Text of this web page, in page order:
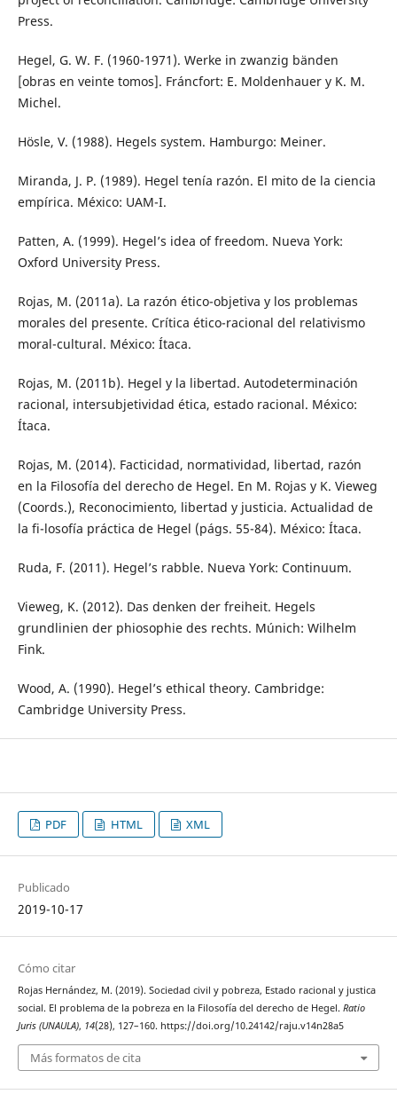
Press.
Hegel, G. W. F. (1960-1971). Werke in zwanzig bänden
[obras en veinte tomos]. Fráncfort: E. Moldenhauer y K. M.
Michel.
Hösle, V. (1988). Hegels system. Hamburgo: Meiner.
Miranda, J. P. (1989). Hegel tenía razón. El mito de la ciencia
empírica. México: UAM-I.
Patten, A. (1999). Hegel’s idea of freedom. Nueva York:
Oxford University Press.
Rojas, M. (2011a). La razón ético-objetiva y los problemas
morales del presente. Crítica ético-racional del relativismo
moral-cultural. México: Ítaca.
Rojas, M. (2011b). Hegel y la libertad. Autodeterminación
racional, intersubjetividad ética, estado racional. México:
Ítaca.
Rojas, M. (2014). Facticidad, normatividad, libertad, razón
en la Filosofía del derecho de Hegel. En M. Rojas y K. Vieweg
(Coords.), Reconocimiento, libertad y justicia. Actualidad de
la fi-losofía práctica de Hegel (págs. 55-84). México: Ítaca.
Ruda, F. (2011). Hegel’s rabble. Nueva York: Continuum.
Vieweg, K. (2012). Das denken der freiheit. Hegels
grundlinien der phiosophie des rechts. Múnich: Wilhelm
Fink.
Wood, A. (1990). Hegel’s ethical theory. Cambridge:
Cambridge University Press.
PDF HTML XML
Publicado
2019-10-17
Cómo citar
Rojas Hernández, M. (2019). Sociedad civil y pobreza, Estado racional y justica
social. El problema de la pobreza en la Filosofía del derecho de Hegel. Ratio
Juris (UNAULA), 14(28), 127–160. https://doi.org/10.24142/raju.v14n28a5
Más formatos de cita